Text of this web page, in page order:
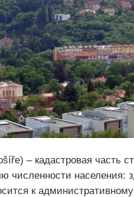
– кадастровая часть
численности населения:
к